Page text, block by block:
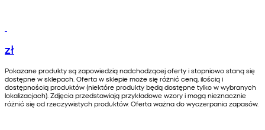
zł
Pokazane produkty są zapowiedzią nadchodzącej oferty i stopniowo staną się
dostępne w sklepach. Oferta w sklepie może się różnić ceną, ilością i
dostępnością produktów (niektóre produkty będą dostępne tylko w wybranych
lokalizacjach). Zdjęcia przedstawiają przykładowe wzory i mogą nieznacznie
różnić się od rzeczywistych produktów. Oferta ważna do wyczerpania zapasów.